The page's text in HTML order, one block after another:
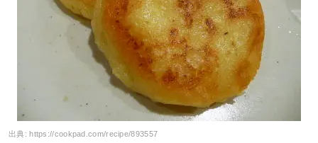
出典:https://cookpad.com/recipe/893557